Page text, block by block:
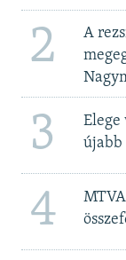
2
A
3
Elege
újabb
4